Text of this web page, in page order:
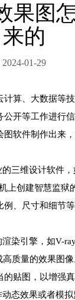
果图
来的
2024-01-29
计算、大数据等
公开等工作进行
图软件制作出来
三维设计软件
上创建智慧监狱
、尺寸和细节
染引擎，如V-
质量的效果图
贴图，以增强真
态效果或者模